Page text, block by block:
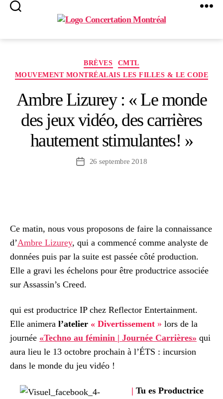
Montréal
Catégories
BRÈVES
CMTL
MOUVEMENT MONTRÉALAIS LES FILLES & LE CODE
Ambre Lizurey : « Le monde
des jeux vidéo, des carrières
hautement stimulantes! »
Date26 septembre 2018
Ce matin, nous vous proposons de faire la connaissance
d’Ambre Lizurey, qui a commencé comme analyste de
données puis par la suite est passée côté production.
Elle a gravi les échelons pour être productrice associée
sur Assassin’s Creed.
qui est productrice IP chez Reflector Entertainment.
Elle animera l’atelier « Divertissement » lors de la
journée «Techno au féminin | Journée Carrières» qui
aura lieu le 13 octobre prochain à l’ÉTS : incursion
dans le monde du jeu vidéo !
| Tu es Productrice